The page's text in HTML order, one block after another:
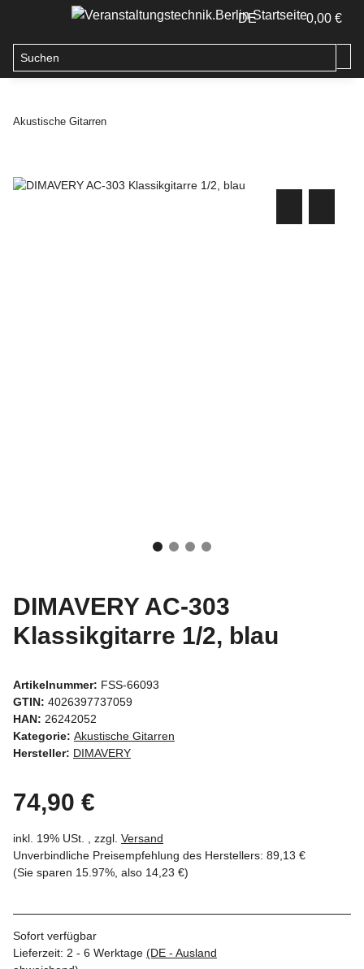
DE 0,00 €
Akustische Gitarren
DIMAVERY AC-303
Klassikgitarre 1/2, blau
Artikelnummer: FSS-66093
GTIN: 4026397737059
HAN: 26242052
Kategorie: Akustische Gitarren
Hersteller: DIMAVERY
74,90 €
inkl. 19% USt. , zzgl. Versand
Unverbindliche Preisempfehlung des Herstellers: 89,13 €
(Sie sparen 15.97% , also 14,23 €)
Sofort verfügbar
Lieferzeit: 2 - 6 Werktage (DE - Ausland